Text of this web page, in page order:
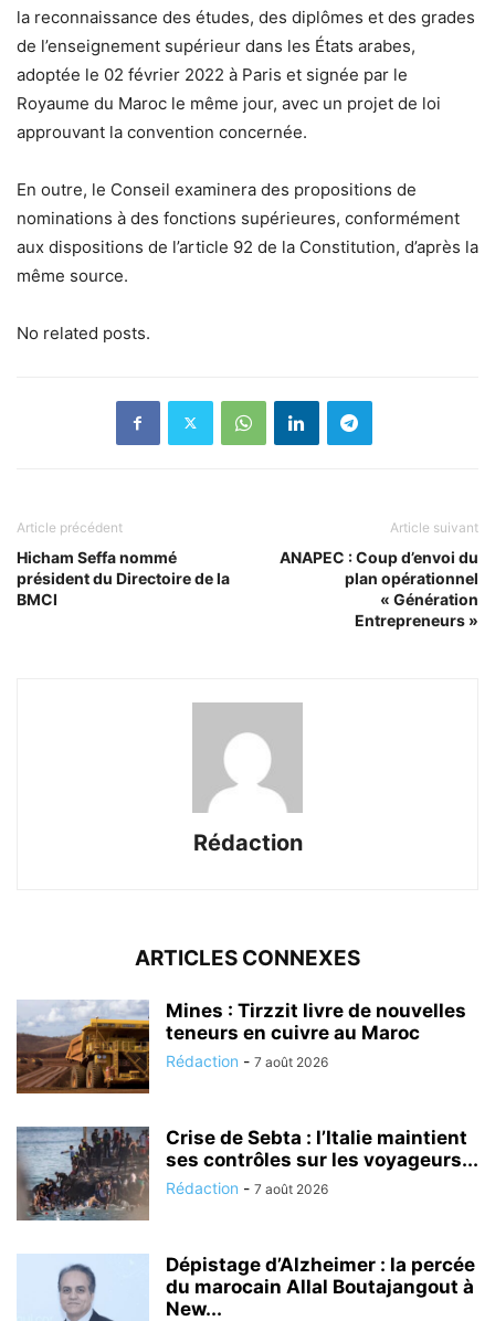
la reconnaissance des études, des diplômes et des grades
de l’enseignement supérieur dans les États arabes,
adoptée le 02 février 2022 à Paris et signée par le
Royaume du Maroc le même jour, avec un projet de loi
approuvant la convention concernée.
En outre, le Conseil examinera des propositions de
nominations à des fonctions supérieures, conformément
aux dispositions de l’article 92 de la Constitution, d’après la
même source.
No related posts.
Article précédent
Hicham Seffa nommé
président du Directoire de la
BMCI
Article suivant
ANAPEC : Coup d’envoi du
plan opérationnel
« Génération
Entrepreneurs »
Rédaction
ARTICLES CONNEXES
Mines : Tirzzit livre de nouvelles
teneurs en cuivre au Maroc
Rédaction - 7 août 2026
Crise de Sebta : l’Italie maintient
ses contrôles sur les voyageurs...
Rédaction - 7 août 2026
Dépistage d’Alzheimer : la percée
du marocain Allal Boutajangout à
New...